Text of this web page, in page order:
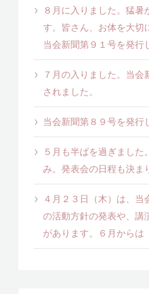
８月に入りました。猛暑
す。皆さん、お体を大切
当会新聞第９１号を発行
７月の入りました。当
されました。
当会新聞第８９号を発行
５月も半ばを過ぎました
み。発表会の日程も決ま
４月２３日（木）は、当
の活動方針の発表や、講
があります。６月からは